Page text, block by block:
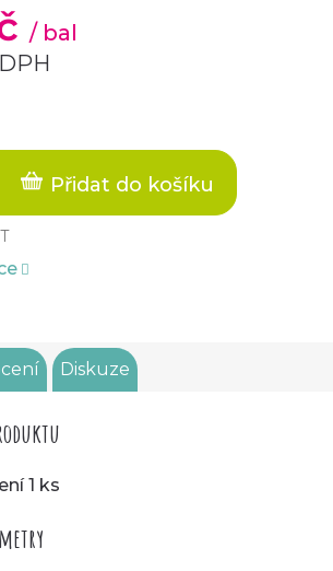
/ bal
Přidat do košíku
Diskuze
1 ks